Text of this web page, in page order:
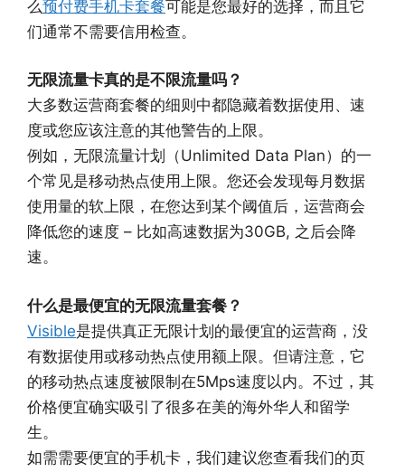
么预付费手机卡套餐可能是您最好的选择，而且它
们通常不需要信用检查。
无限流量卡真的是不限流量吗？
大多数运营商套餐的细则中都隐藏着数据使用、速
度或您应该注意的其他警告的上限。
例如，无限流量计划（Unlimited Data Plan）的一
个常见是移动热点使用上限。您还会发现每月数据
使用量的软上限，在您达到某个阈值后，运营商会
降低您的速度 – 比如高速数据为30GB, 之后会降
速。
什么是最便宜的无限流量套餐？
Visible是提供真正无限计划的最便宜的运营商，没
有数据使用或移动热点使用额上限。但请注意，它
的移动热点速度被限制在5Mps速度以内。不过，其
价格便宜确实吸引了很多在美的海外华人和留学
生。
如需需要便宜的手机卡，我们建议您查看我们的页